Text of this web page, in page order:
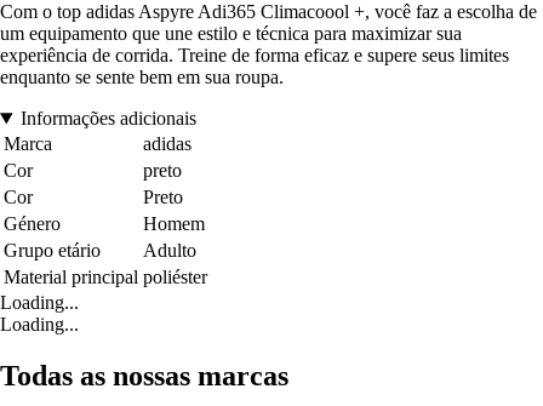
Com o top adidas Aspyre Adi365 Climacoool +, você faz a escolha de
um equipamento que une estilo e técnica para maximizar sua
experiência de corrida. Treine de forma eficaz e supere seus limites
enquanto se sente bem em sua roupa.
Informações adicionais
Marca
adidas
Cor
preto
Cor
Preto
Género
Homem
Grupo etário
Adulto
Material principal poliéster
Loading...
Loading...
Todas as nossas marcas